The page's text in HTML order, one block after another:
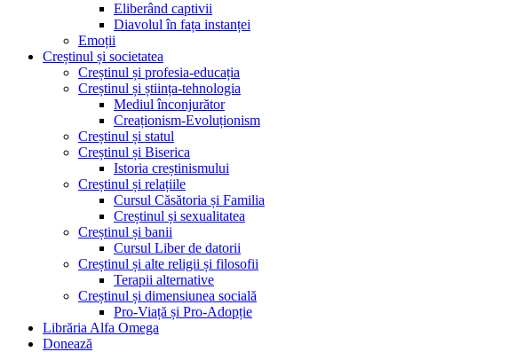
Eliberând captivii
Diavolul în fața instanței
Emoții
Creștinul și societatea
Creștinul și profesia-educația
Creștinul și știința-tehnologia
Mediul înconjurător
Creaționism-Evoluționism
Creștinul și statul
Creștinul și Biserica
Istoria creștinismului
Creștinul și relațiile
Cursul Căsătoria și Familia
Creștinul și sexualitatea
Creștinul și banii
Cursul Liber de datorii
Creștinul și alte religii și filosofii
Terapii alternative
Creștinul și dimensiunea socială
Pro-Viață și Pro-Adopție
Librăria Alfa Omega
Donează